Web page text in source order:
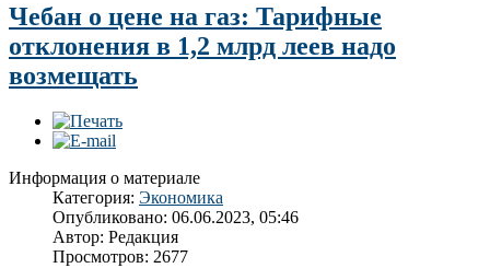
Чебан о цене на газ: Тарифные
отклонения в 1,2 млрд леев надо
возмещать
Информация о материале
Категория: Экономика
Опубликовано: 06.06.2023, 05:46
Автор: Редакция
Просмотров: 2677